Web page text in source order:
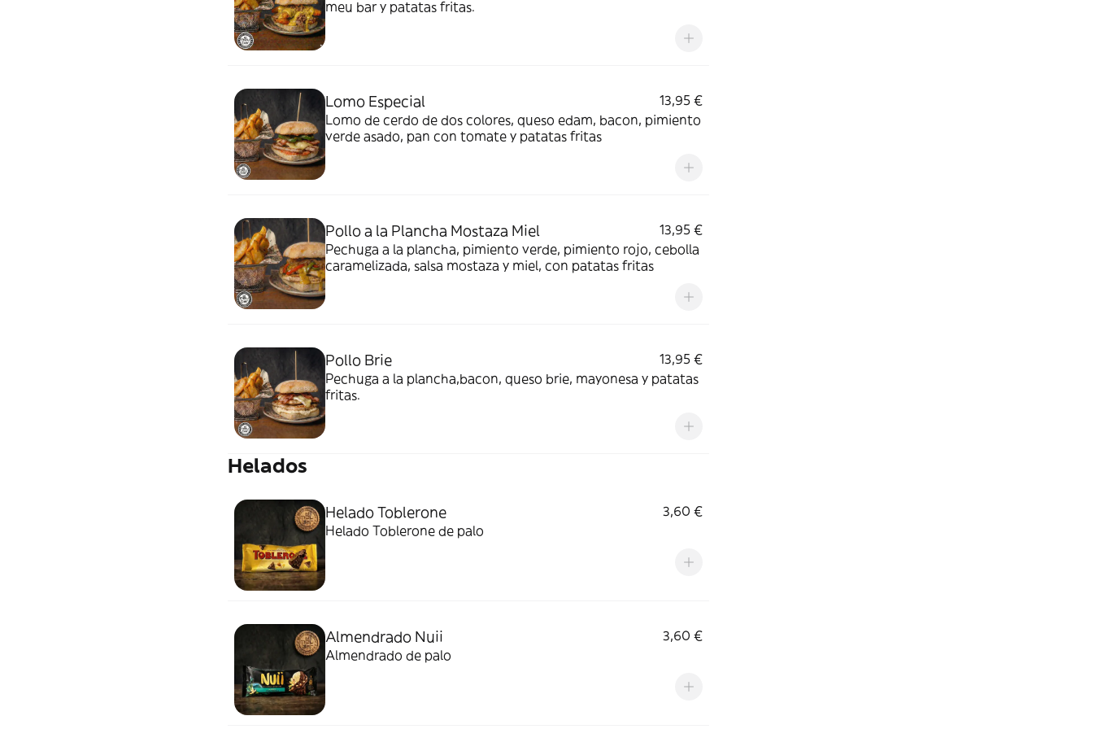
meu bar y patatas fritas.
Lomo Especial
13,95 €
Lomo de cerdo de dos colores, queso edam, bacon, pimiento
verde asado, pan con tomate y patatas fritas
Pollo a la Plancha Mostaza Miel
13,95 €
Pechuga a la plancha, pimiento verde, pimiento rojo, cebolla
caramelizada, salsa mostaza y miel, con patatas fritas
Pollo Brie
13,95 €
Pechuga a la plancha,bacon, queso brie, mayonesa y patatas
fritas.
Helados
Helado Toblerone
3,60 €
Helado Toblerone de palo
Almendrado Nuii
3,60 €
Almendrado de palo